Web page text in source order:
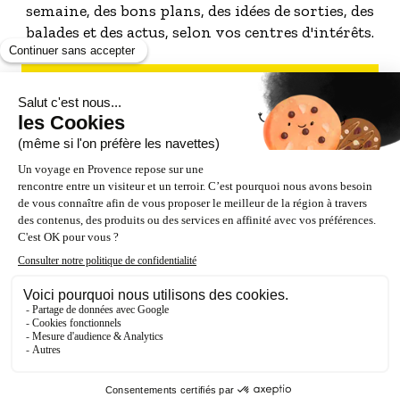
semaine, des bons plans, des idées de sorties, des
balades et des actus, selon vos centres d'intérêts.
S'INSCRIRE À LA NEWSLETTER
NOS PARTENAIRES
ESPACE PRO / PRESSE
Accessibilité : Partiellement conforme (87%)